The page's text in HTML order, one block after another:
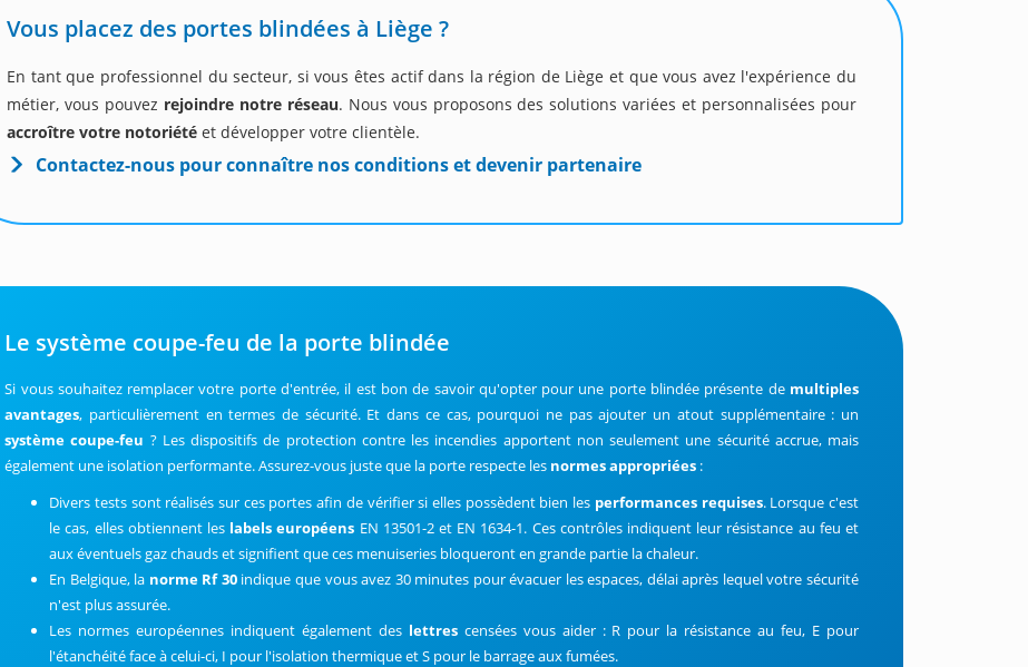
Vous placez des portes blindées à Liège ?
En tant que professionnel du secteur, si vous êtes actif dans la région de Liège et que vous avez l'expérience du
métier, vous pouvez rejoindre notre réseau. Nous vous proposons des solutions variées et personnalisées pour
accroître votre notoriété et développer votre clientèle.
Contactez-nous pour connaître nos conditions et devenir partenaire
Le système coupe-feu de la porte blindée
Si vous souhaitez remplacer votre porte d'entrée, il est bon de savoir qu'opter pour une porte blindée présente de multiples
avantages, particulièrement en termes de sécurité. Et dans ce cas, pourquoi ne pas ajouter un atout supplémentaire : un
système coupe-feu ? Les dispositifs de protection contre les incendies apportent non seulement une sécurité accrue, mais
également une isolation performante. Assurez-vous juste que la porte respecte les normesappropriées :
Divers tests sont réalisés sur ces portes afin de vérifier si elles possèdent bien les performances requises. Lorsque c'est
le cas, elles obtiennent les labels européens EN 13501-2 et EN 1634-1. Ces contrôles indiquent leur résistance au feu et
aux éventuels gaz chauds et signifient que ces menuiseries bloqueront en grande partie la chaleur.
En Belgique, la norme Rf 30 indique que vous avez 30 minutes pour évacuer les espaces, délai après lequel votre sécurité
n'est plus assurée.
Les normes européennes indiquent également des lettres censées vous aider : R pour la résistance au feu, E pour
l'étanchéité face à celui-ci, I pour l'isolation thermique et S pour le barrage aux fumées.